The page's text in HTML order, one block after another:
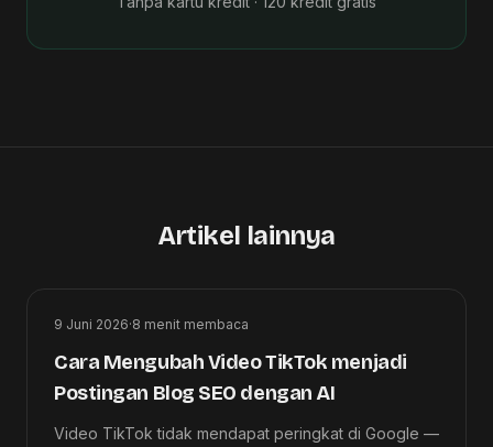
Artikel lainnya
9 Juni 2026·8 menit membaca
Cara Mengubah Video TikTok menjadi
Postingan Blog SEO dengan AI
Video TikTok tidak mendapat peringkat di Google —